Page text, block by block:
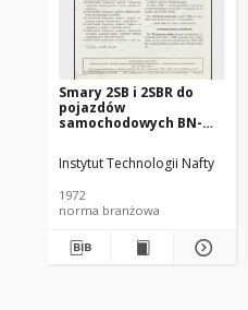
Smary 2SB i 2SBR do
pojazdów
samochodowych BN-
Instytut Technologii Nafty
1972
norma branżowa